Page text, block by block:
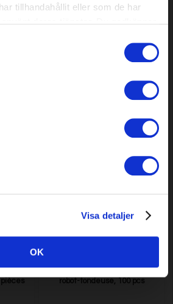
tillhandahållit eller som de har
Visa detaljer
OK
robot-
Bande d’étanchéité pour robot-
Kit d’inserts filetés Chassi pour
robot-tondeuse, 100 pcs